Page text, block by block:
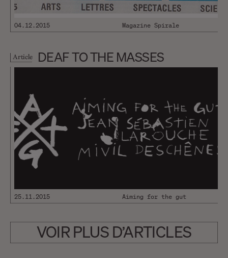
04.12.2015 Magazine Spirale
Article DEAF TO THE MASSES
25.11.2015 Aiming for the gut
VOIR PLUS D’ARTICLES